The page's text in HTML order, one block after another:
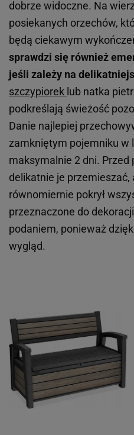
dobrze widoczne. Na
posiekanych orzechów,
będą ciekawym
sprawdzi się również
jeśli zależy na
szczypiorek lub natka
podkreślają świeżość
Danie najlepiej
zamkniętym pojemniku w
maksymalnie 2 dni.
delikatnie je przemieszać,
równomiernie pokrył
przeznaczone do
podaniem, ponieważ
wygląd.